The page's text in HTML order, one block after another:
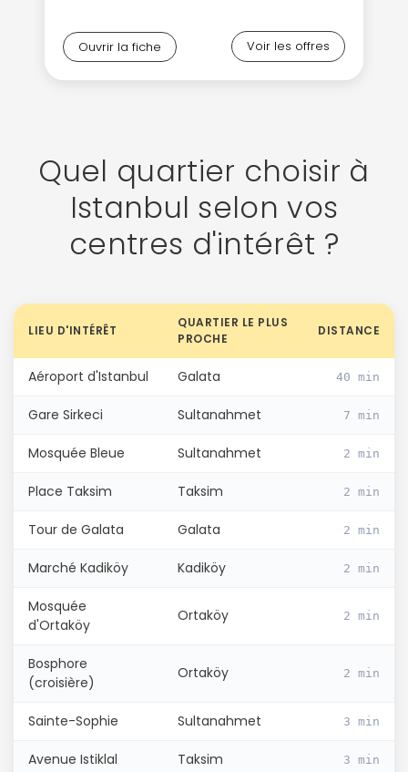
Ouvrir la fiche Voir les offres
Quel quartier choisir à
Istanbul selon vos
centres d'intérêt ?
LIEU D'INTÉRÊT
QUARTIER LE PLUS
PROCHE
DISTANCE
Aéroport d'Istanbul Galata 40 min
Gare Sirkeci Sultanahmet 7 min
Mosquée Bleue Sultanahmet 2 min
Place Taksim Taksim 2 min
Tour de Galata Galata 2 min
Marché Kadiköy Kadiköy 2 min
Mosquée
d'Ortaköy
Ortaköy 2 min
Bosphore
(croisière)
Ortaköy 2 min
Sainte-Sophie Sultanahmet 3 min
Avenue Istiklal Taksim 3 min
ou connectez-vous par mail
Politique de
confidentialité.